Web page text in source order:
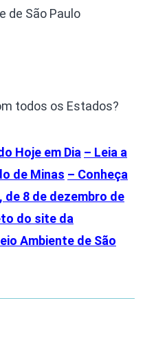
de São Paulo
todos os Estados?
Hoje em Dia – Leia a
de Minas – Conheça
de 8 de dezembro de
do site da
Ambiente de São